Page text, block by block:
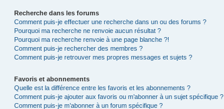
Recherche dans les forums
Comment puis-je effectuer une recherche dans un ou des forums ?
Pourquoi ma recherche ne renvoie aucun résultat ?
Pourquoi ma recherche renvoie à une page blanche ?!
Comment puis-je rechercher des membres ?
Comment puis-je retrouver mes propres messages et sujets ?
Favoris et abonnements
Quelle est la différence entre les favoris et les abonnements ?
Comment puis-je ajouter aux favoris ou m’abonner à un sujet spécifique ?
Comment puis-je m’abonner à un forum spécifique ?